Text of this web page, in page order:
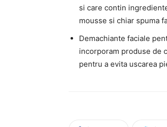
si care contin
mousse si chiar spuma
Demachiante faciale
incorporam produse de
pentru a evita uscarea